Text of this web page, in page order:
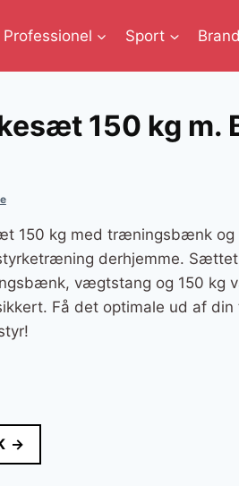
Professionel Sport
150 kg m.
150 kg med træningsbænk og
derhjemme.
vægtstang og 150 kg
Få det optimale ud af
→